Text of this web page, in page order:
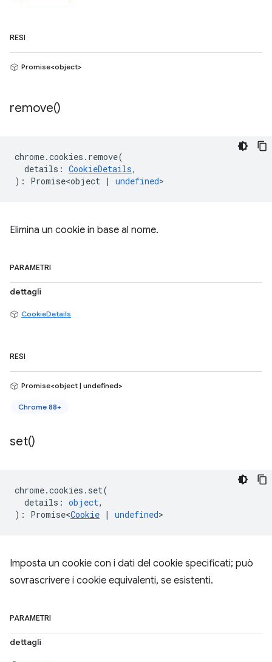
RESI
Promise<object>
remove()
chrome.cookies . remove(
details : CookieDetails,
) : Promise<object | undefined>
Elimina un cookie in base al nome.
PARAMETRI
dettagli
CookieDetails
RESI
Promise<object | undefined>
Chrome 88+
set()
chrome.cookies . set(
details : object,
) : Promise<Cookie | undefined>
Imposta un cookie con i dati del cookie specificati; può
sovrascrivere i cookie equivalenti, se esistenti.
PARAMETRI
dettagli